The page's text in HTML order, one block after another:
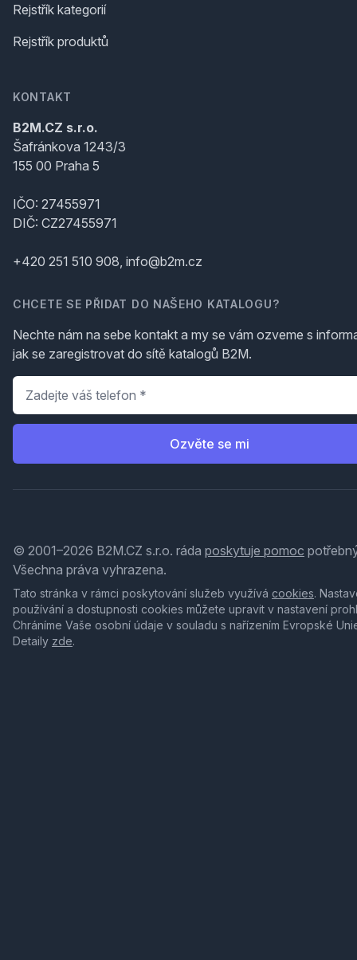
Rejstřík kategorií
Rejstřík produktů
KONTAKT
B2M.CZ s.r.o.
Šafránkova 1243/3
155 00 Praha 5
IČO: 27455971
DIČ: CZ27455971
+420 251 510 908, info@b2m.cz
CHCETE SE PŘIDAT DO NAŠEHO KATALOGU?
Nechte nám na sebe kontakt a my se vám ozveme s
jak se zaregistrovat do sítě katalogů B2M.
Telefon
Ozvěte se mi
© 2001–2026 B2M.CZ s.r.o. ráda poskytuje pomoc
Všechna práva vyhrazena.
Tato stránka v rámci poskytování služeb využívá cookies.
používání a dostupnosti cookies můžete upravit v nastavení
Chráníme Vaše osobní údaje v souladu s nařízením Evropské
Detaily zde.